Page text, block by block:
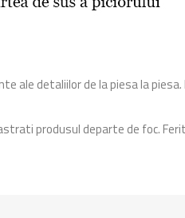
ale detaliilor de la piesa la
produsul departe de foc.